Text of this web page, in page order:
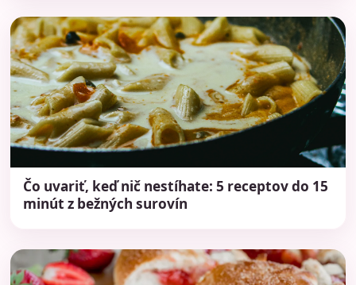
Čo uvariť, keď nič nestíhate: 5 receptov do 15
minút z bežných surovín